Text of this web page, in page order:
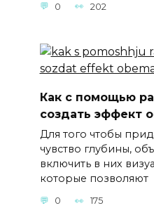
0 202
Как с помощью
создать эффект
Для того чтобы
чувство глубины,
включить в них
которые позволяют
0 175